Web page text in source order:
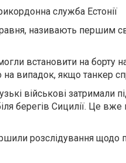
служба Естонії
називають першим
встановити на борту
на випадок, якщо танкер
військові затримали
берегів Сицилії. Це
розслідування